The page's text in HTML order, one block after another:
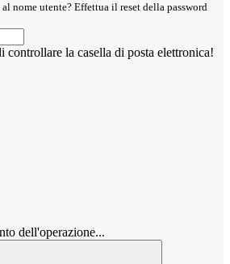
nome utente? Effettua il reset della password
controllare la casella di posta elettronica!
dell'operazione...